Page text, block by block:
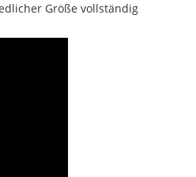
Größe vollständig